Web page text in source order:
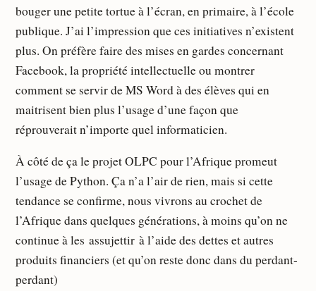
bouger une petite tortue à l’écran, en primaire, à l’école
publique. J’ai l’impression que ces initiatives n’existent
plus. On préfère faire des mises en gardes concernant
Facebook, la propriété intellectuelle ou montrer
comment se servir de MS Word à des élèves qui en
maitrisent bien plus l’usage d’une façon que
réprouverait n’importe quel informaticien.
À côté de ça le projet OLPC pour l’Afrique promeut
l’usage de Python. Ça n’a l’air de rien, mais si cette
tendance se confirme, nous vivrons au crochet de
l’Afrique dans quelques générations, à moins qu’on ne
continue à les assujettir à l’aide des dettes et autres
produits financiers (et qu’on reste donc dans du perdant-
perdant)